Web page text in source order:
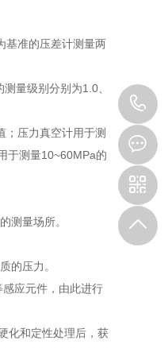
基准的压差计测量两
量级别分别为1.0、
；压力真空计用于测
于测量10~60MPa的
测量场所。
的压力。
应元件，由此进行
化和定性处理后，获